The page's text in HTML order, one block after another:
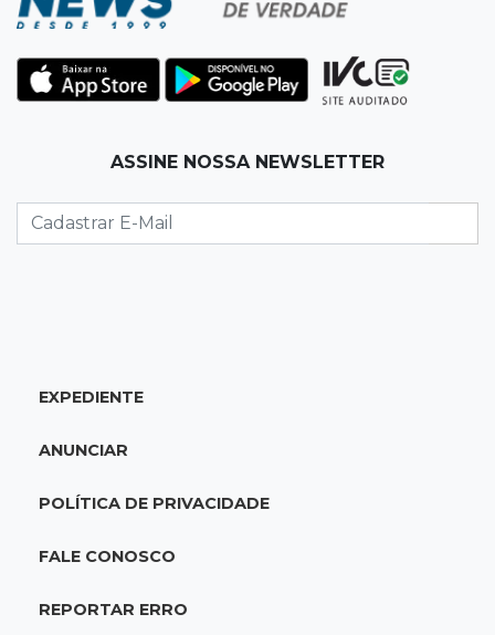
Dólar comercial fecha cotado a R$ 5,12 com
atenção ao cenário externo
Ideb
Estado, mas aprendizagem recua
18:02Ideb
Grande, Dourados e Corumbá
17:51 Arsenal Oculto
Preso em operação da PF no ano passado
ASSINE NOSSA NEWSLETTER
EXPEDIENTE
ANUNCIAR
POLÍTICA DE PRIVACIDADE
FALE CONOSCO
REPORTAR ERRO